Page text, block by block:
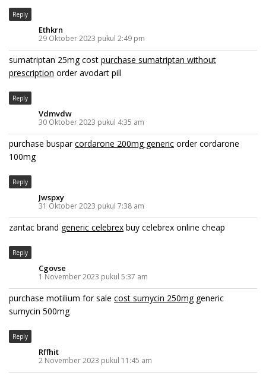
Reply
Ethkrn
29 Oktober 2023 pukul 2:49 pm
sumatriptan 25mg cost purchase sumatriptan without
prescription order avodart pill
Reply
Vdmvdw
30 Oktober 2023 pukul 4:35 am
purchase busparcordarone 200mg generic order cordarone
100mg
Reply
Jwspxy
31 Oktober 2023 pukul 7:38 am
zantac brand generic celebrex buy celebrex online cheap
Reply
Cgovse
1 November 2023 pukul 5:37 am
purchase motilium for sale cost sumycin 250mggeneric
sumycin 500mg
Reply
Rffhit
2 November 2023 pukul 11:45 am